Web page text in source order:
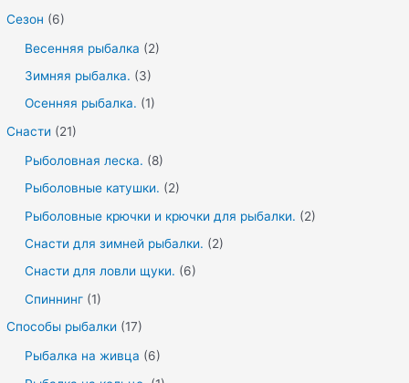
Сезон (6)
Весенняя рыбалка (2)
Зимняя рыбалка. (3)
Осенняя рыбалка. (1)
Снасти (21)
Рыболовная леска. (8)
Рыболовные катушки. (2)
Рыболовные крючки и крючки для рыбалки. (2)
Снасти для зимней рыбалки. (2)
Снасти для ловли щуки. (6)
Спиннинг (1)
Способы рыбалки (17)
Рыбалка на живца (6)